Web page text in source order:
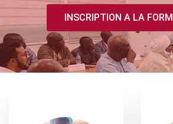
INSCRIPTION A LA